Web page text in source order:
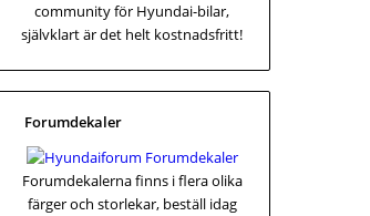
community för Hyundai-bilar,
självklart är det helt kostnadsfritt!
Forumdekaler
Forumdekalerna finns i flera olika
färger och storlekar, beställ idag